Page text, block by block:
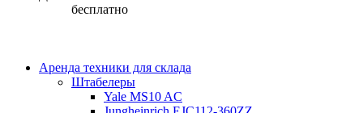
бесплатно
Аренда техники для склада
Штабелеры
Yale MS10 AC